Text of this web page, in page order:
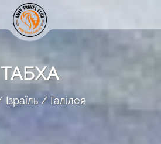
ТАБХА
Ізраїль Галілея